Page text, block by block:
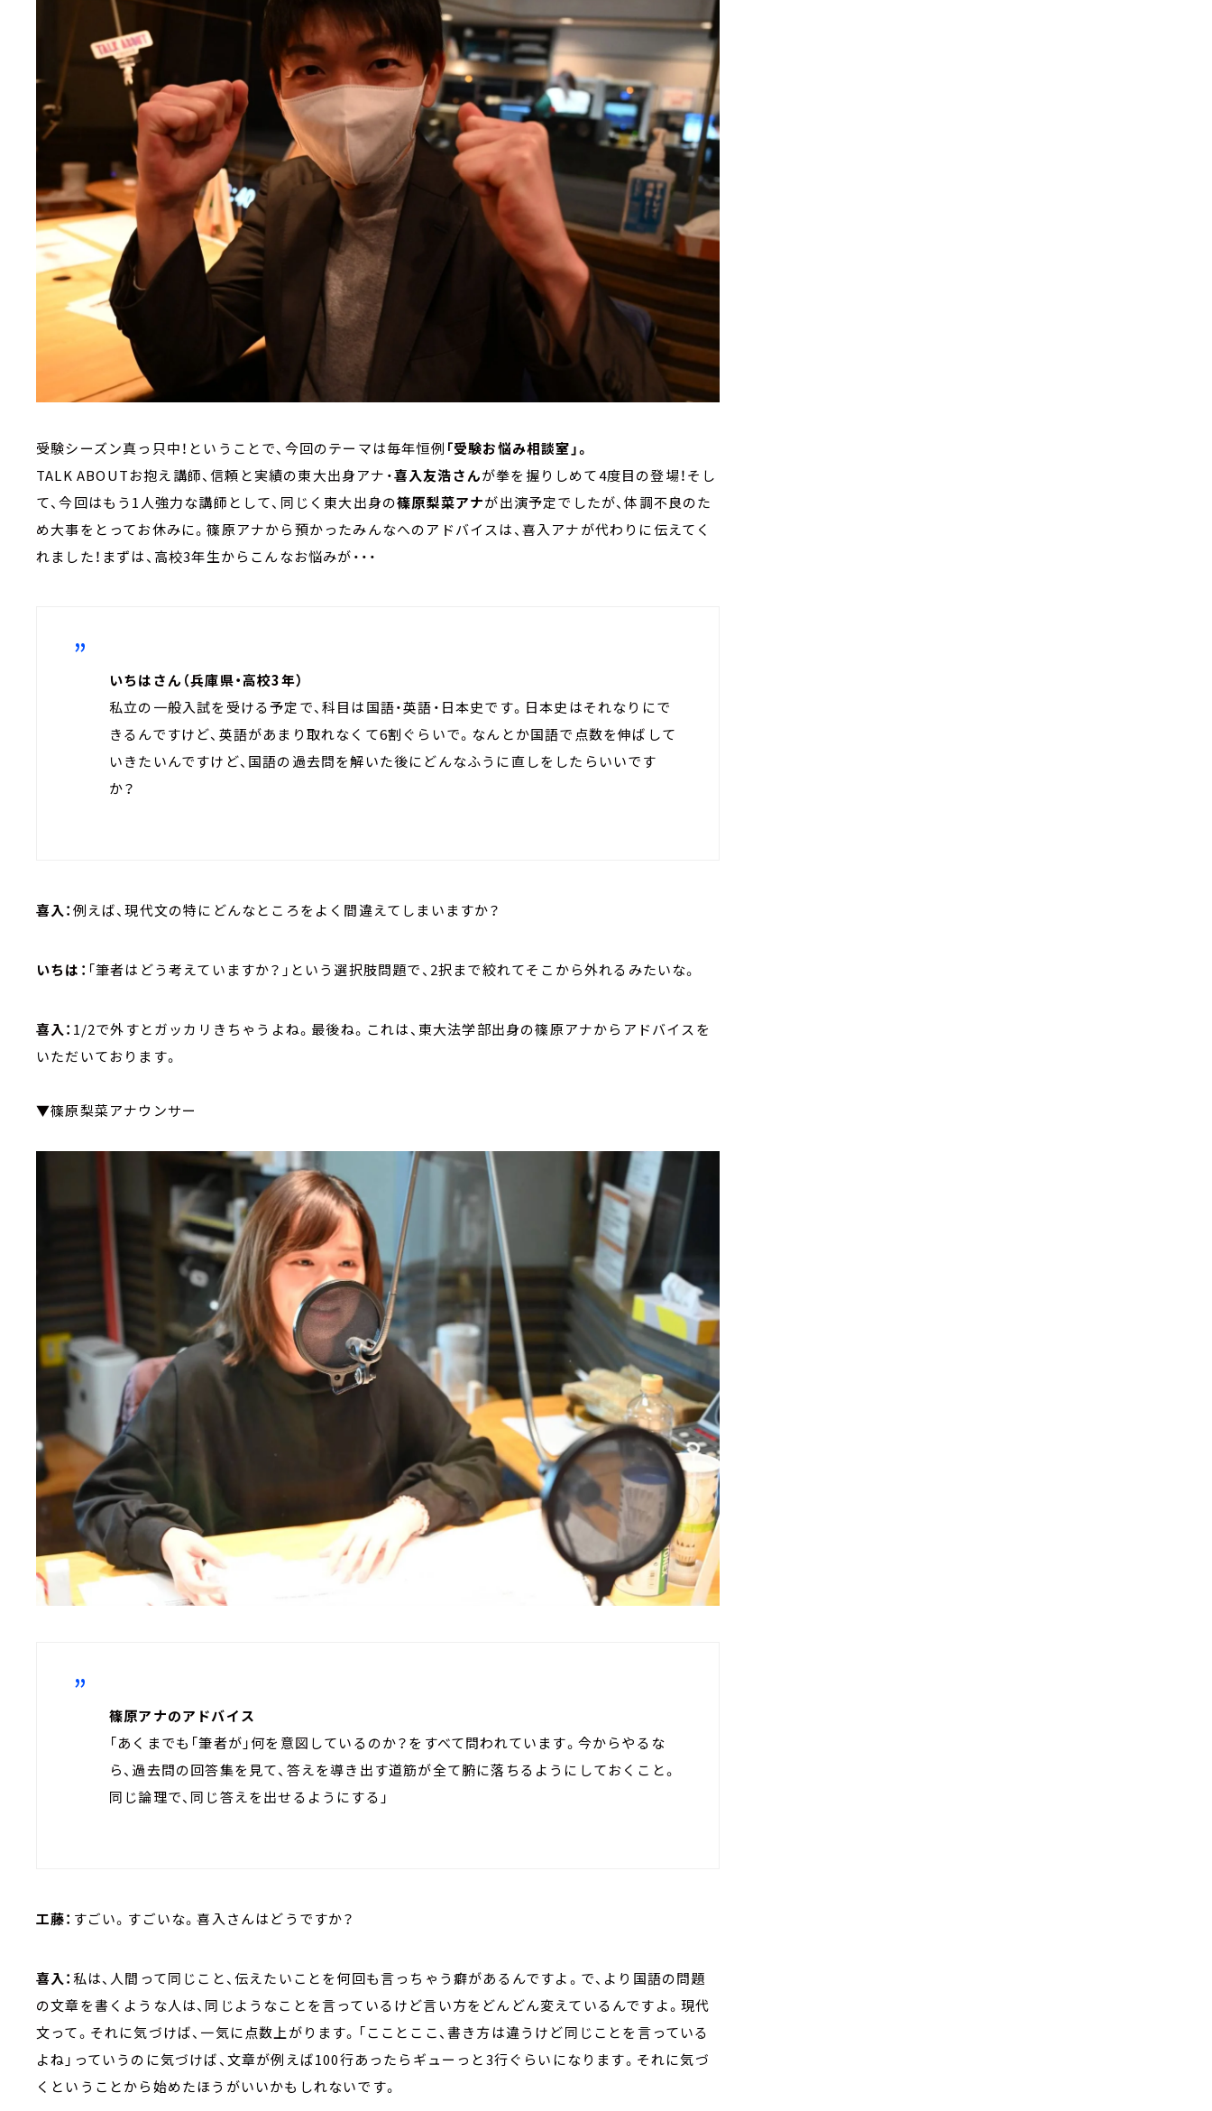
受験シーズン真っ只中！ということで、今回のテーマは毎年恒例 「受験お悩み相談室」。
TALK ABOUTお抱え講師、信頼と実績の東大出身アナ・喜入友浩さんが拳を握りしめて4度目の登場！そし
て、今回はもう1人強力な講師として、同じく東大出身の篠原梨菜アナが出演予定でしたが、体調不良のた
め大事をとってお休みに。篠原アナから預かったみんなへのアドバイスは、喜入アナが代わりに伝えてく
れました！まずは、高校3年生からこんなお悩みが・・・
いちはさん（兵庫県・高校3年）
私立の一般入試を受ける予定で、科目は国語・英語・日本史です。日本史はそれなりにで
きるんですけど、英語があまり取れなくて6割ぐらいで。なんとか国語で点数を伸ばして
いきたいんですけど、国語の過去問を解いた後にどんなふうに直しをしたらいいです
か？
喜入：例えば、現代文の特にどんなところをよく間違えてしまいますか？
いちは： 「筆者はどう考えていますか？」という選択肢問題で、2択まで絞れてそこから外れるみたいな。
喜入： 1/2で外すとガッカリきちゃうよね。最後ね。これは、東大法学部出身の篠原アナからアドバイスを
いただいております。
▼篠原梨菜アナウンサー
篠原アナのアドバイス
「あくまでも「筆者が」何を意図しているのか？をすべて問われています。今からやるな
ら、過去問の回答集を見て、答えを導き出す道筋が全て腑に落ちるようにしておくこと。
同じ論理で、同じ答えを出せるようにする」
工藤： すごい。すごいな。喜入さんはどうですか？
喜入：私は、人間って同じこと、伝えたいことを何回も言っちゃう癖があるんですよ。で、より国語の問題
の文章を書くような人は、同じようなことを言っているけど言い方をどんどん変えているんですよ。現代
文って。それに気づけば、一気に点数上がります。「こことここ、書き方は違うけど同じことを言っている
よね」っていうのに気づけば、文章が例えば100行あったらギューっと3行ぐらいになります。それに気づ
くということから始めたほうがいいかもしれないです。